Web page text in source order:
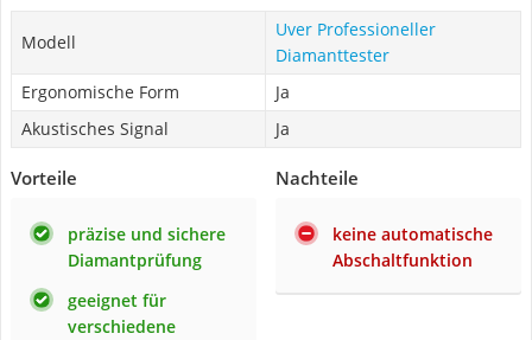
Modell
Uver Professioneller
Diamanttester
Ergonomische Form
Ja
Akustisches Signal
Ja
Vorteile
präzise und sichere
Diamantprüfung
geeignet für
verschiedene
Nachteile
keine automatische
Abschaltfunktion